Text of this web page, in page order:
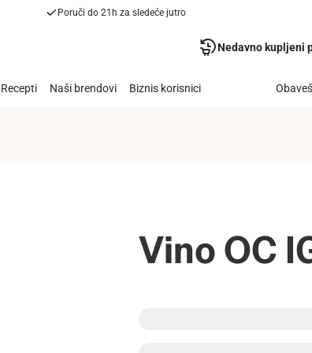
Poruči do 21h za sledeće jutro
Nedavno kupljeni
Recepti Naši brendovi Biznis korisnici
Vino OC